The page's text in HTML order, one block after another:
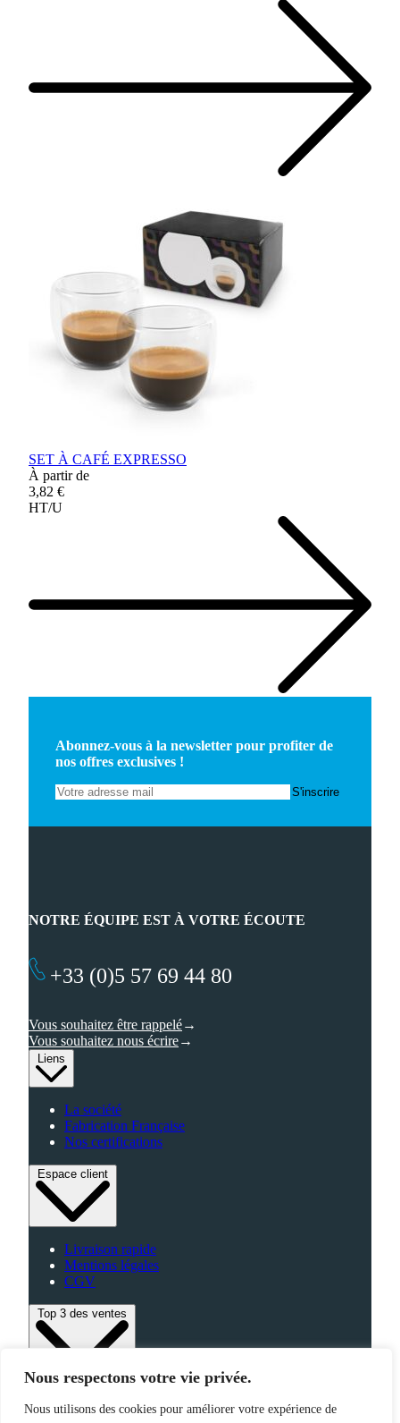
Nous respectons votre vie privée.
Nous utilisons des cookies pour améliorer votre expérience de
SET À CAFÉ EXPRESSO
À partir de
3,82 €
HT/U
Abonnez-vous à la newsletter pour profiter de
nos offres exclusives !
Liens
La société
Fabrication Française
Nos certifications
Espace client
Livraison rapide
Mentions légales
CGV
Top 3 des ventes
High-Tech
NOTRE ÉQUIPE EST À VOTRE ÉCOUTE
+33 (0)5 57 69 44 80
Vous souhaitez être rappelé
Vous souhaitez nous écrire